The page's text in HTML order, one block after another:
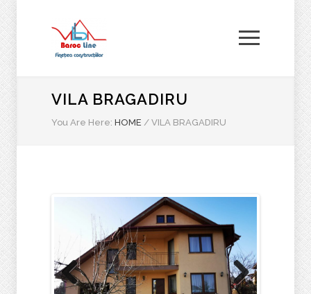
VILA BRAGADIRU
You Are Here: HOME / VILA BRAGADIRU
Previous Next